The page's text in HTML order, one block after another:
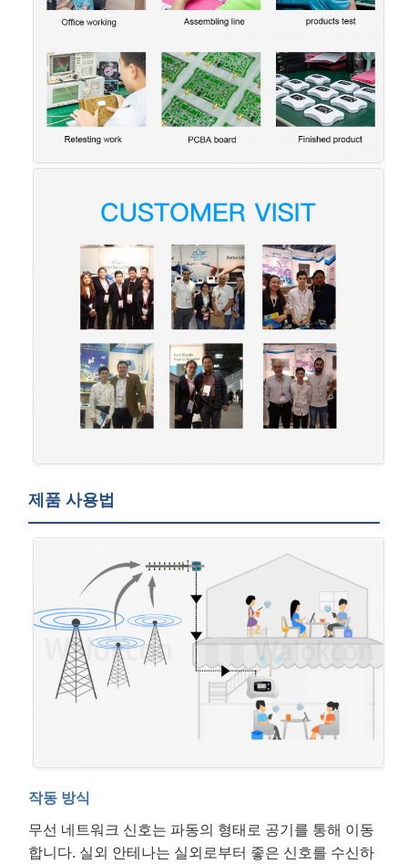
제품 사용법
작동 방식
무선 네트워크 신호는 파동의 형태로 공기를 통해 이동
합니다. 실외 안테나는 실외로부터 좋은 신호를 수신하